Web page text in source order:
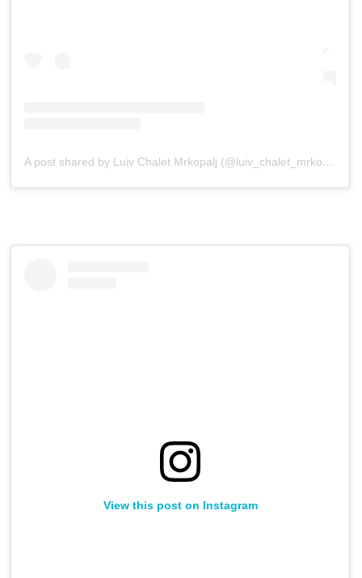
A post shared by Luiv Chalet Mrkopalj (@luiv_chalet_mrkopalj)
View this post on Instagram